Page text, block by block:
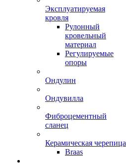
Эксплуатируемая
кровля
Рулонный
кровельный
материал
Регулируемые
опоры
Ондулин
Ондувилла
Фиброцементный
сланец
Керамическая черепица
Braas